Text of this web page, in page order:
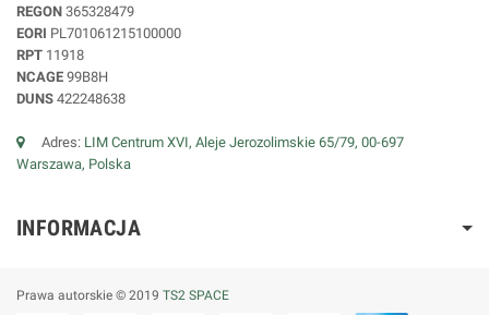
REGON 365328479
EORI PL701061215100000
RPT 11918
NCAGE 99B8H
DUNS 422248638
Adres: LIM Centrum XVI, Aleje Jerozolimskie 65/79, 00-697
Warszawa, Polska
INFORMACJA
Prawa autorskie © 2019 TS2 SPACE